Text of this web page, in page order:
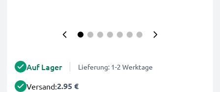
Auf Lager Lieferung: 1-2 Werktage
Versand:2.95 €